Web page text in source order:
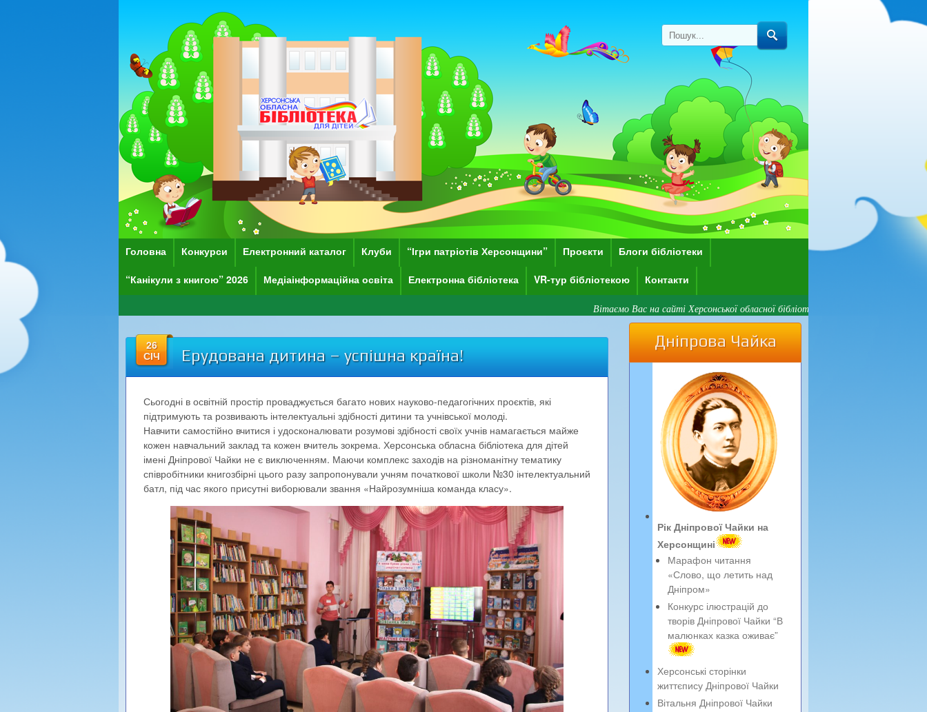
Головна Конкурси Електронний каталог Клуби “Ігри патріотів Херсонщини” Проєкти Блоги бібліотеки
“Канікули з книгою” 2026 Медіаінформаційна освіта Електронна бібліотека VR-тур бібліотекою Контакти
Вітаємо Вас на сайті Херсонської обласної бібліотеки для дітей імені Дніпрової Чайки!
26
СІЧ
Ерудована дитина – успішна країна!
Сьогодні в освітній простір проваджується багато нових науково-педагогічних проєктів, які
підтримують та розвивають інтелектуальні здібності дитини та учнівської молоді.
Навчити самостійно вчитися і удосконалювати розумові здібності своїх учнів намагається майже
кожен навчальний заклад та кожен вчитель зокрема. Херсонська обласна бібліотека для дітей
імені Дніпрової Чайки не є виключенням. Маючи комплекс заходів на різноманітну тематику
співробітники книгозбірні цього разу запропонували учням початкової школи №30 інтелектуальний
батл, під час якого присутні виборювали звання «Найрозумніша команда класу».
Дніпрова Чайка
Рік Дніпрової Чайки на
Херсонщині
Марафон читання
«Слово, що летить над
Дніпром»
Конкурс ілюстрацій до
творів Дніпрової Чайки “В
малюнках казка оживає”
Херсонські сторінки
життєпису Дніпрової Чайки
Вітальня Дніпрової Чайки